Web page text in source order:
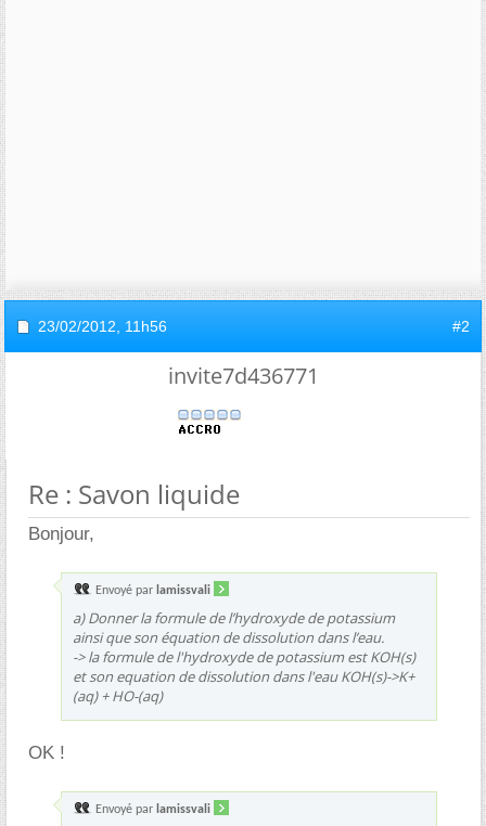
23/02/2012, 11h56 #2
invite7d436771
Re : Savon liquide
Bonjour,
Envoyé par lamissvali
a) Donner la formule de l’hydroxyde de potassium
ainsi que son équation de dissolution dans l’eau.
-> la formule de l'hydroxyde de potassium est KOH(s)
et son equation de dissolution dans l'eau KOH(s)->K+
(aq) + HO-(aq)
OK !
Envoyé par lamissvali